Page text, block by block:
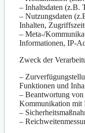
– Inhaltsdaten (z.B.
– Nutzungsdaten
Inhalten,
– Meta-/
Informationen, IP-
Zweck der
–
Funktionen und
– Beantwortung
Kommunikation mit
–
–